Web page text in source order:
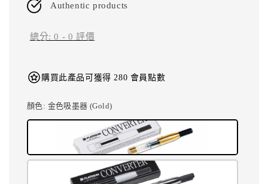
Authentic products
總分:0 - 0 評價
購買此產品可獲得 280 會員點數
顏色: 金色吸墨器 (Gold)